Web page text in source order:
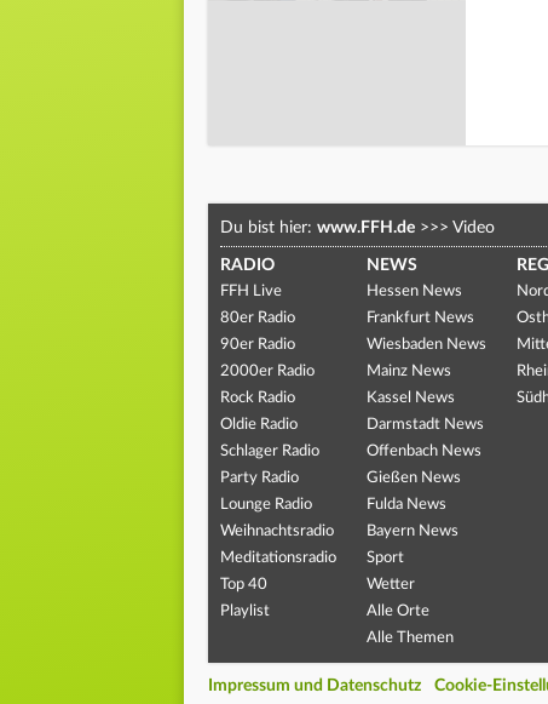
Du bist hier: www.FFH.de >>> Video
RADIO
FFH Live
80er Radio
90er Radio
2000er Radio
Rock Radio
Oldie Radio
Schlager Radio
Party Radio
Lounge Radio
Weihnachtsradio
Meditationsradio
Top 40
Playlist
NEWS
Hessen News
Frankfurt News
Wiesbaden News
Mainz News
Kassel News
Darmstadt News
Offenbach News
Gießen News
Fulda News
Bayern News
Sport
Wetter
Alle Orte
Alle Themen
Impressum und Datenschutz Cookie-